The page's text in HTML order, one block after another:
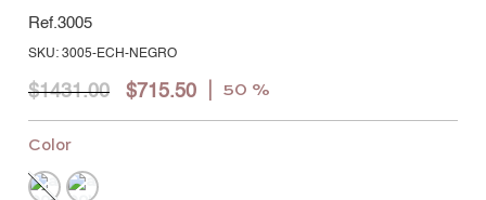
3005
: 3005-ECH-NEGRO
$1431.00 $715.50 50 %
Color